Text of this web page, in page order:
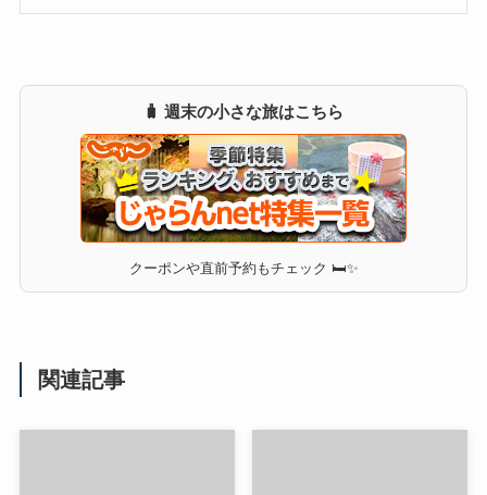
🧳 週末の小さな旅はこちら
クーポンや直前予約もチェック 🛏✨
関連記事